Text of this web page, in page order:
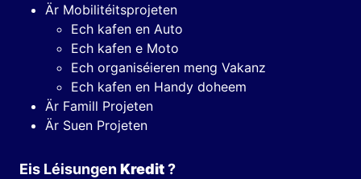
Är Mobilitéitsprojeten
Ech kafen en Auto
Ech kafen e Moto
Ech organiséieren meng Vakanz
Ech kafen en Handy doheem
Är Famill Projeten
Är Suen Projeten
Eis LéisungenKredit?